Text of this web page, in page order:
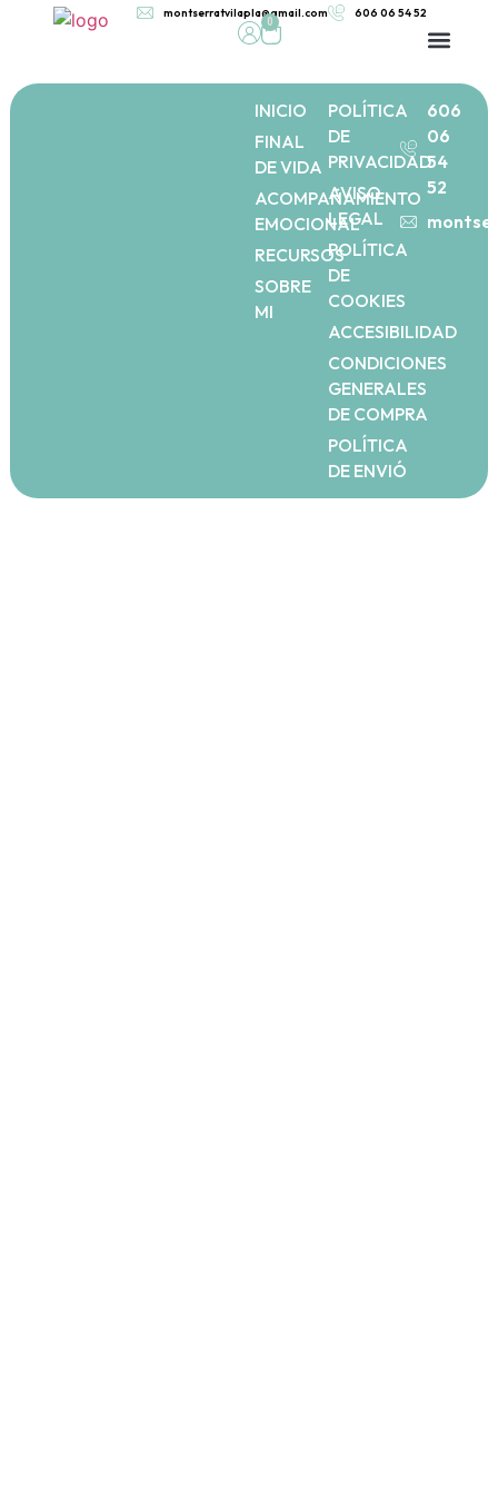
montserratvilapla@gmail.com 606 06 54 52
0
INICIO
FINAL
DE VIDA
ACOMPAÑAMIENTO
EMOCIONAL
RECURSOS
SOBRE
MI
POLÍTICA
DE
PRIVACIDAD
AVISO
LEGAL
POLÍTICA
DE
COOKIES
ACCESIBILIDAD
CONDICIONES
GENERALES
DE COMPRA
POLÍTICA
DE ENVIÓ
606
06
54
52